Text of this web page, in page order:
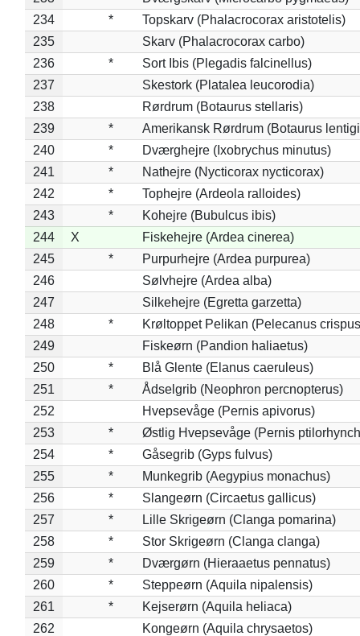
234
*
Topskarv (Phalacrocorax aristotelis)
235
Skarv (Phalacrocorax carbo)
236
*
Sort Ibis (Plegadis falcinellus)
237
Skestork (Platalea leucorodia)
238
Rørdrum (Botaurus stellaris)
239
*
Amerikansk Rørdrum (Botaurus
240
*
Dværghejre (Ixobrychus minutus)
241
*
Nathejre (Nycticorax nycticorax)
242
*
Tophejre (Ardeola ralloides)
243
*
Kohejre (Bubulcus ibis)
244
X
Fiskehejre (Ardea cinerea)
245
*
Purpurhejre (Ardea purpurea)
246
Sølvhejre (Ardea alba)
247
Silkehejre (Egretta garzetta)
248
*
Krøltoppet Pelikan (Pelecanus
249
Fiskeørn (Pandion haliaetus)
250
*
Blå Glente (Elanus caeruleus)
251
*
Ådselgrib (Neophron percnopterus)
252
Hvepsevåge (Pernis apivorus)
253
*
Østlig Hvepsevåge (Pernis
254
*
Gåsegrib (Gyps fulvus)
255
*
Munkegrib (Aegypius monachus)
256
*
Slangeørn (Circaetus gallicus)
257
*
Lille Skrigeørn (Clanga pomarina)
258
*
Stor Skrigeørn (Clanga clanga)
259
*
Dværgørn (Hieraaetus pennatus)
260
*
Steppeørn (Aquila nipalensis)
261
*
Kejserørn (Aquila heliaca)
262
Kongeørn (Aquila chrysaetos)